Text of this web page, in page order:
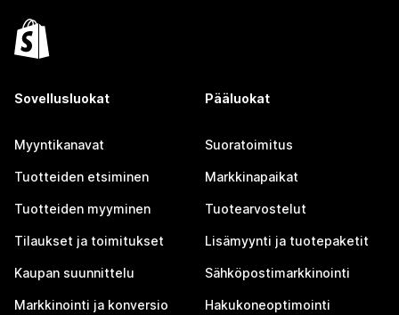
Sovellusluokat
Myyntikanavat
Tuotteiden etsiminen
Tuotteiden myyminen
Tilaukset ja toimitukset
Kaupan suunnittelu
Markkinointi ja konversio
Pääluokat
Suoratoimitus
Markkinapaikat
Tuotearvostelut
Lisämyynti ja tuotepaketit
Sähköpostimarkkinointi
Hakukoneoptimointi